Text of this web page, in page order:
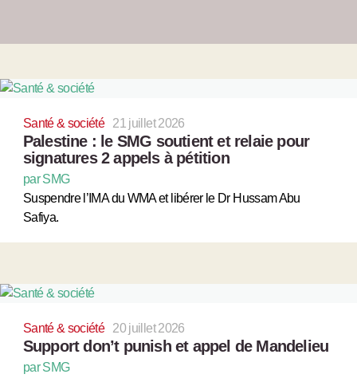
Santé & société 21 juillet 2026
Palestine : le SMG soutient et relaie pour
signatures 2 appels à pétition
par SMG
Suspendre l’IMA du WMA et libérer le Dr Hussam Abu
Safiya.
Santé & société 20 juillet 2026
Support don’t punish et appel de Mandelieu
par SMG